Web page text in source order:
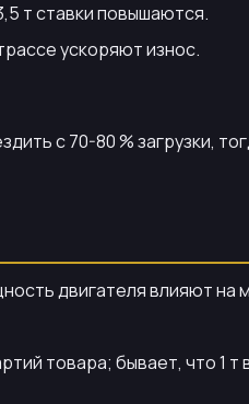
т ставки повышаются.
ускоряют износ.
с 70-80 % загрузки,
двигателя влияют на
товара; бывает, что 1 т